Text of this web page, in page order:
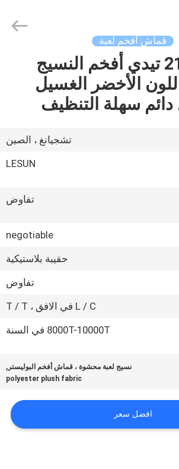
قماش أفخم لعبة
210GSM تيدي أفخم النسيج
اللون الأخضر الغسيل
دائم سهلة التنظيف
تشجيانغ ، الصين
LESUN
تفاوض
negotiable
حقيبة بلاستيكية
تفاوض
L / C في الافق ، T / T
8000T-10000T في السنة
نسيج لعبة محشوة ، قماش أفخم البوليستر ,
polyester plush fabric
افضل سعر